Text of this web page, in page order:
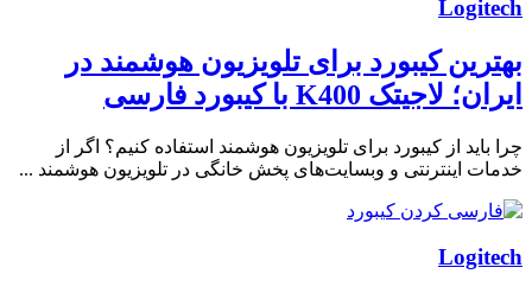
Logitech
بهترین کیبورد برای تلویزیون هوشمند در
ایران؛ لاجیتک K400 با کیبورد فارسی
چرا باید از کیبورد برای تلویزیون هوشمند استفاده کنیم؟ اگر از
خدمات اینترنتی و وبسایت‌های پخش خانگی در تلویزیون هوشمند ...
Logitech